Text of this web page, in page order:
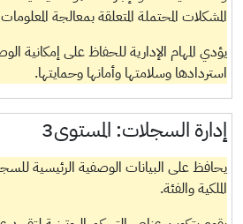
المشكلات المحتملة المتعلقة بمعالجة
يؤدي المهام الإدارية للحفاظ على إمكانية
استردادها وسلامتها وأمانها وحمايتها.
إدارة السجلات: المستوى3
يحافظ على البيانات الوصفية الرئيسية
الملكية والفئة.